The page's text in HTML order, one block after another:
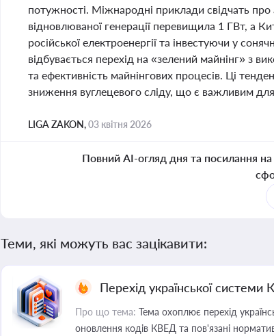
потужності. Міжнародні приклади свідчать
відновлюваної генерації перевищила 1 ГВт, а
російської електроенергії та інвестуючи у
відбувається перехід на «зелений майнінг» з
та ефективність майнінгових процесів. Ці
зниження вуглецевого сліду, що є важливим для
LIGA ZAKON,03 квітня 2026
Повний AI-огляд дня та посилання на
Теми, які можуть вас зацікавити:
Перехід української
Про що тема: Тема охоплює перехід
оновлення кодів КВЕД та пов'язані